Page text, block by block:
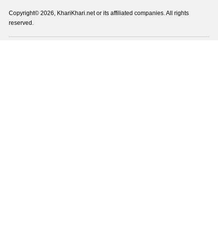
Copyright© 2026, KhariKhari.net or its affiliated companies. All rights
reserved.